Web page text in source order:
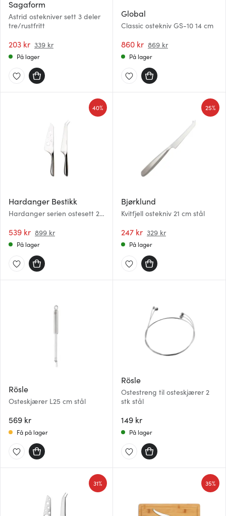
Sagaform
Astrid ostekniver sett 3 deler
tre/rustfritt
203 kr 339 kr
På lager
Global
Classic ostekniv GS-10 14 cm
860 kr 869 kr
På lager
Hardanger Bestikk
Hardanger serien ostesett 2
539 kr 899 kr
40%
På lager
Bjørklund
Kvitfjell ostekniv 21 cm stål
247 kr 329 kr
25%
På lager
Rösle
Osteskjærer L25 cm stål
569 kr
Få på lager
Rösle
Ostestreng til osteskjærer 2
stk stål
149 kr
På lager
31% 35%